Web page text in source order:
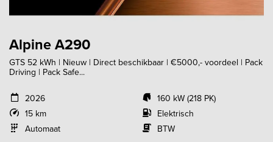
Alpine A290
GTS 52 kWh | Nieuw | Direct beschikbaar | €5000,- voordeel | Pack
Driving | Pack Safe...
2026
15 km
Automaat
160 kW (218 PK)
Elektrisch
BTW